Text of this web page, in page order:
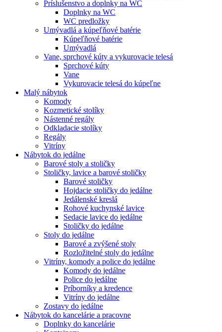
Príslušenstvo a doplnky na WC
Doplnky na WC
WC predložky
Umývadlá a kúpeľňové batérie
Kúpeľňové batérie
Umývadlá
Vane, sprchové kúty a vykurovacie telesá
Sprchové kúty
Vane
Vykurovacie telesá do kúpeľne
Malý nábytok
Komody
Kozmetické stolíky
Nástenné regály
Odkladacie stolíky
Regály
Vitríny
Nábytok do jedálne
Barové stoly a stoličky
Stoličky, lavice a barové stoličky
Barové stoličky
Hojdacie stoličky do jedálne
Jedálenské kreslá
Rohové kuchynské lavice
Sedacie lavice do jedálne
Stoličky do jedálne
Stoly do jedálne
Barové a zvýšené stoly
Rozložitelné stoly do jedálne
Vitríny, komody a police do jedálne
Komody do jedálne
Police do jedálne
Príborníky a kredence
Vitríny do jedálne
Zostavy do jedálne
Nábytok do kancelárie a pracovne
Doplnky do kancelárie